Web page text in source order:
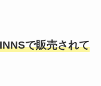
で販売されて